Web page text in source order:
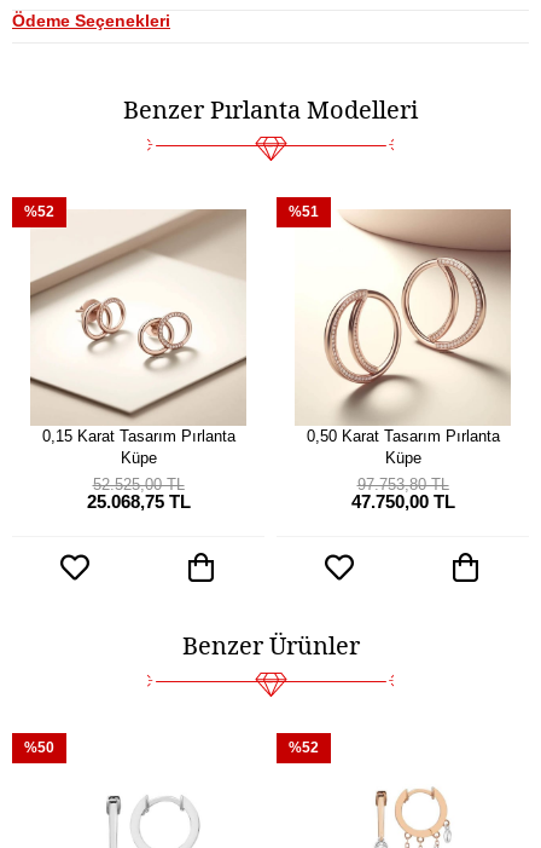
Ödeme Seçenekleri
Benzer Pırlanta Modelleri
0,15 Karat Tasarım Pırlanta
Küpe
25.068,75 TL
52.525,00 TL
%52
0,50 Karat Tasarım Pırlanta
Küpe
47.750,00 TL
97.753,80 TL
%51
Benzer Ürünler
%50 %52